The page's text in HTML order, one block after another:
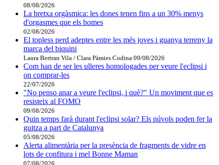
08/08/2026
La bretxa orgàsmica: les dones tenen fins a un 30% menys
d'orgasmes que els homes
02/08/2026
El topless perd adeptes entre les més joves i guanya terreny la
marca del biquini
Laura Bertran Vila / Clara Pàmies Codina 09/08/2026
Com han de ser les ulleres homologades per veure l'eclipsi i
on comprar-les
22/07/2026
"No penso anar a veure l'eclipsi, i què?" Un moviment que es
resisteix al FOMO
09/08/2026
Quin temps farà durant l'eclipsi solar? Els núvols poden fer la
guitza a part de Catalunya
05/08/2026
Alerta alimentària per la presència de fragments de vidre en
lots de confitura i mel Bonne Maman
07/08/2026